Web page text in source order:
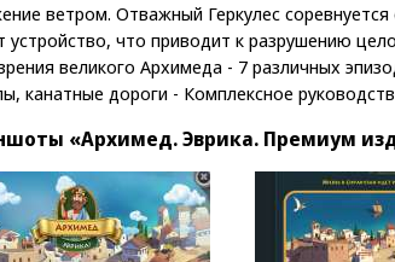
ветром. Отважный Геркулес
устройство, что приводит к разрушению
великого Архимеда - 7 различных
канатные дороги - Комплексное
«Архимед. Эврика. Премиум